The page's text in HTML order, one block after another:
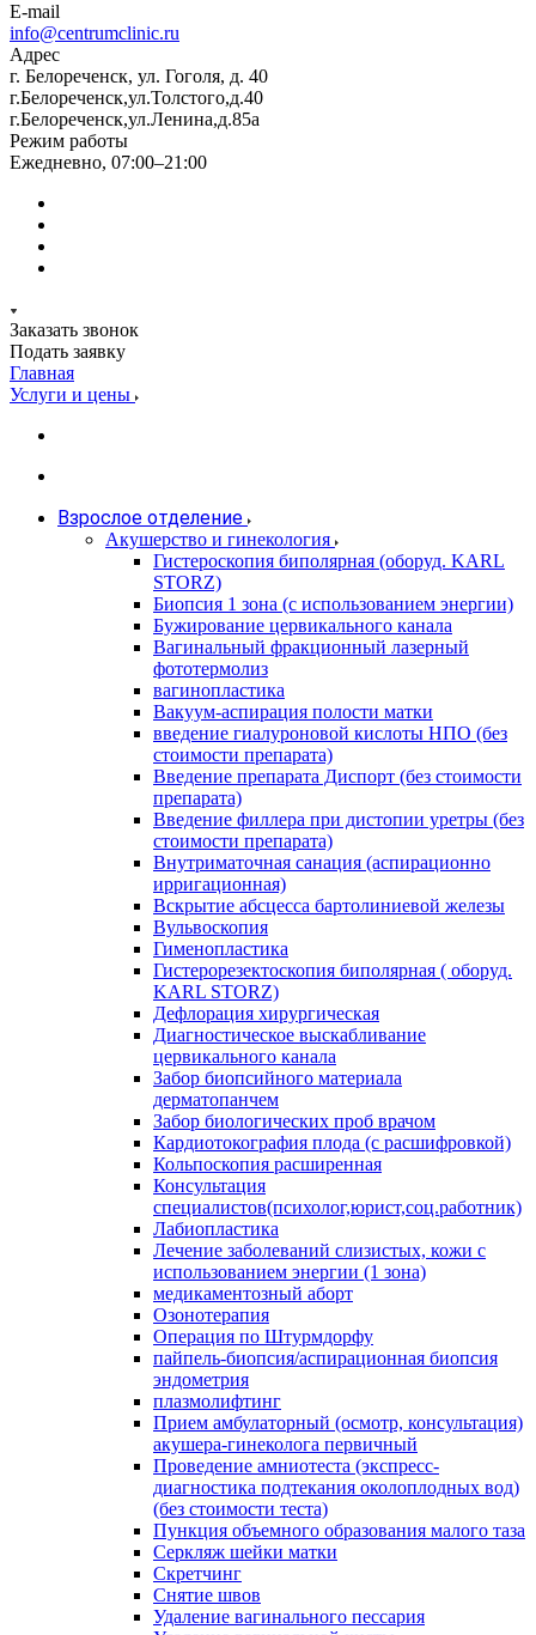
E-mail
info@centrumclinic.ru
Адрес
г. Белореченск, ул. Гоголя, д. 40
г.Белореченск,ул.Толстого,д.40
г.Белореченск,ул.Ленина,д.85а
Режим работы
Ежедневно, 07:00–21:00
Заказать звонок
Подать заявку
Главная
Услуги и цены
Взрослое отделение
Акушерство и гинекология
Гистероскопия биполярная (оборуд. KARL
STORZ)
Биопсия 1 зона (с использованием энергии)
Бужирование цервикального канала
Вагинальный фракционный лазерный
фототермолиз
вагинопластика
Вакуум-аспирация полости матки
введение гиалуроновой кислоты НПО (без
стоимости препарата)
Введение препарата Диспорт (без стоимости
препарата)
Введение филлера при дистопии уретры (без
стоимости препарата)
Внутриматочная санация (аспирационно
ирригационная)
Вскрытие абсцесса бартолиниевой железы
Вульвоскопия
Гименопластика
Гистерорезектоскопия биполярная ( оборуд.
KARL STORZ)
Дефлорация хирургическая
Диагностическое выскабливание
цервикального канала
Забор биопсийного материала
дерматопанчем
Забор биологических проб врачом
Кардиотокография плода (с расшифровкой)
Кольпоскопия расширенная
Консультация
специалистов(психолог,юрист,соц.работник)
Лабиопластика
Лечение заболеваний слизистых, кожи с
использованием энергии (1 зона)
медикаментозный аборт
Озонотерапия
Операция по Штурмдорфу
пайпель-биопсия/аспирационная биопсия
эндометрия
плазмолифтинг
Прием амбулаторный (осмотр, консультация)
акушера-гинеколога первичный
Проведение амниотеста (экспресс-
диагностика подтекания околоплодных вод)
(без стоимости теста)
Пункция объемного образования малого таза
Серкляж шейки матки
Скретчинг
Снятие швов
Удаление вагинального пессария